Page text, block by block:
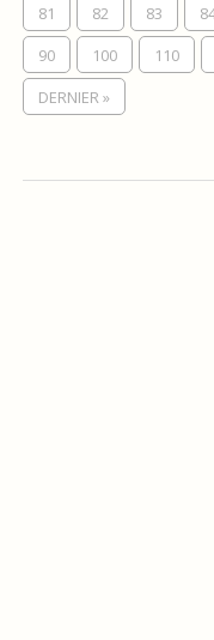
81
82 83
90
100 110
DERNIER »